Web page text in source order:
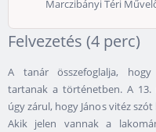
Marczibányi Téri
Felvezetés (4 perc)
A tanár összefoglalja,
tartanak a történetben. A 13.
úgy zárul, hogy János vitéz szót
Akik jelen vannak a